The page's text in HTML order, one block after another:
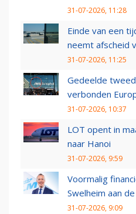
31-07-2026, 11:28
Einde van een
neemt afscheid
31-07-2026, 11:25
Gedeelde
verbonden
31-07-2026, 10:37
LOT opent in
naar Hanoi
31-07-2026, 9:59
Voormalig
Swelheim aan
31-07-2026, 9:09